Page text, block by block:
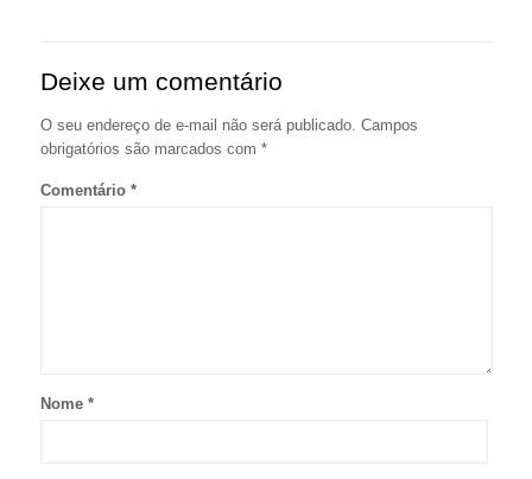
Deixe um comentário
O seu endereço de e-mail não será publicado. Campos
obrigatórios são marcados com *
Comentário *
Nome *